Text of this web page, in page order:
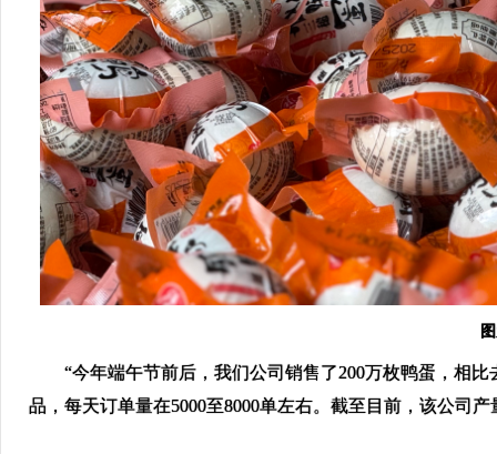
“今年端午节前后，我们公司销售了200万枚鸭蛋，相比
品，每天订单量在5000至8000单左右。截至目前，该公司